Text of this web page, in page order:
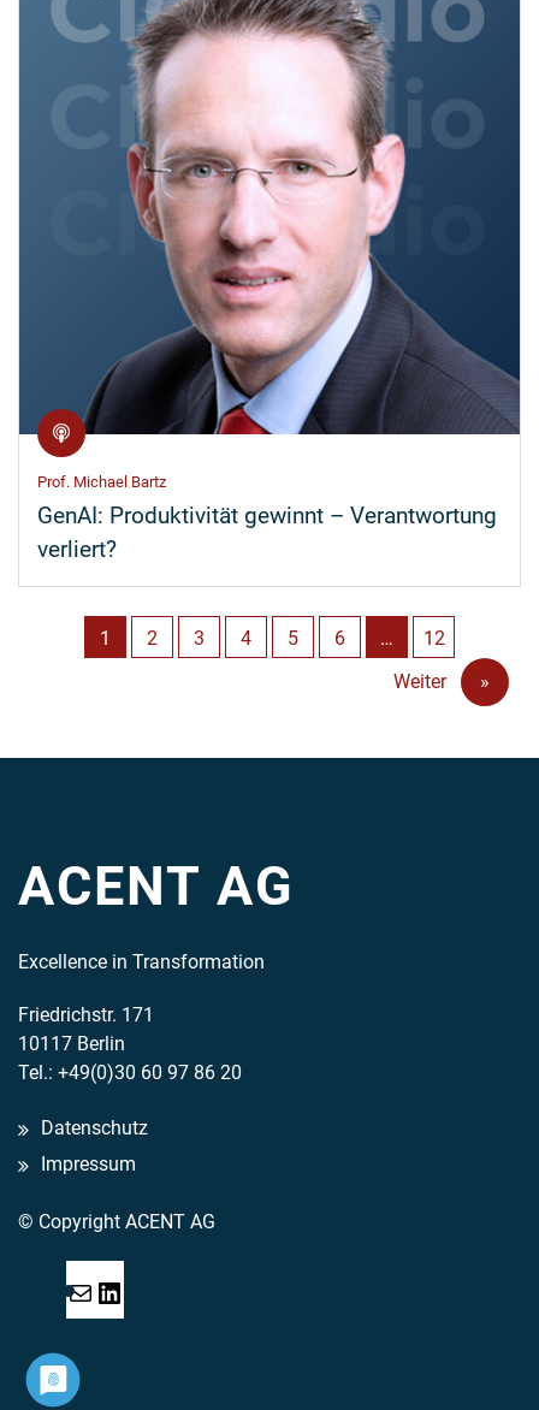
Prof. Michael Bartz
GenAI: Produktivität gewinnt – Verantwortung
verliert?
1 2 3 4 5 6 …
12
Weiter
»
ACENT AG
Excellence in Transformation
Friedrichstr. 171
10117 Berlin
Tel.: +49(0)30 60 97 86 20
Datenschutz
Impressum
© Copyright ACENT AG
Mail